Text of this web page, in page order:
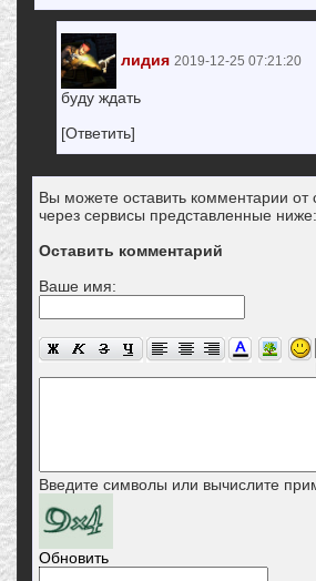
лидия 2019-12-25 07:21:20
буду ждать
[Ответить]
Вы можете оставить комментарии от
через сервисы представленные ниже:
Оставить комментарий
Ваше имя:
Введите символы или вычислите
Обновить